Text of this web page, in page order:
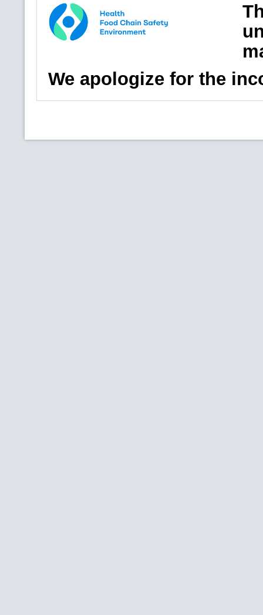
We apologize for the